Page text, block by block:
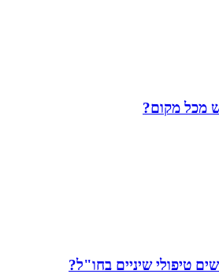
מכל מקום?
טיפולי שיניים בחו"ל?